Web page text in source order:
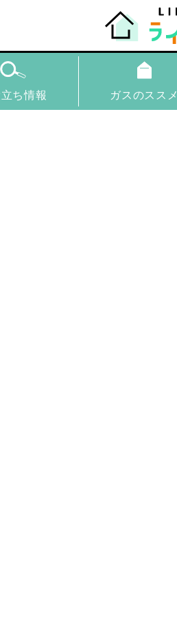
ち情報 ガスのススメ